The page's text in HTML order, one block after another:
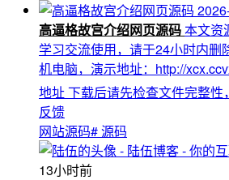
高逼格故宫介绍网页源码本文资
学习交流使用，请于24小时内删
机电脑，演示地址：http://
地址 下载后请先检查文件完整
反馈
网站源码# 源码
13小时前